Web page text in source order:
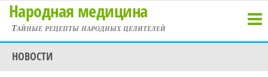
Перейти
содержимому
Народная медицина
Тайные рецепты народных целителей
НОВОСТИ